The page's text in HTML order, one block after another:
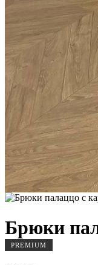
Брюки
PREMIUM